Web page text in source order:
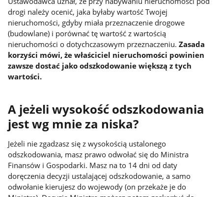
drogi należy ocenić, jaka byłaby wartość Twojej
nieruchomości, gdyby miała przeznaczenie drogowe
(budowlane) i porównać tę wartość z wartością
nieruchomości o dotychczasowym przeznaczeniu.Zasada
korzyści mówi, że właściciel nieruchomości powinien
zawsze dostać jako odszkodowanie większą z tych
wartości.
A jeżeli wysokość odszkodowania
jest wg mnie za niska?
Jeżeli nie zgadzasz się z wysokością ustalonego
odszkodowania, masz prawo odwołać się do Ministra
Finansów i Gospodarki. Masz na to 14 dni od daty
doręczenia decyzji ustalającej odszkodowanie, a samo
odwołanie kierujesz do wojewody (on przekaże je do